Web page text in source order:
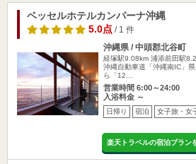
ベッセルホテルカンパーナ沖縄
5.0点/ 1 件
沖縄県 / 中頭郡北谷町
経塚駅9.08km 浦添前田駅
沖縄自動車道「沖縄南IC」
ら「12…
営業時間 6:00～24:00
入浴料金 ～
日帰り 宿泊 女子旅・女
楽天トラベルの宿泊プラン